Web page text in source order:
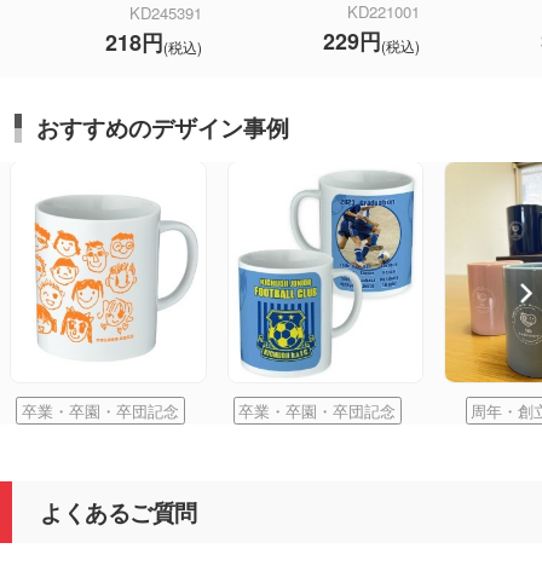
KD245391
218円(税込)
KD221001
229円(税込)
おすすめのデザイン事例
卒業・卒園・卒団記念 卒業・卒園・卒団記念 周年・創
よくあるご質問